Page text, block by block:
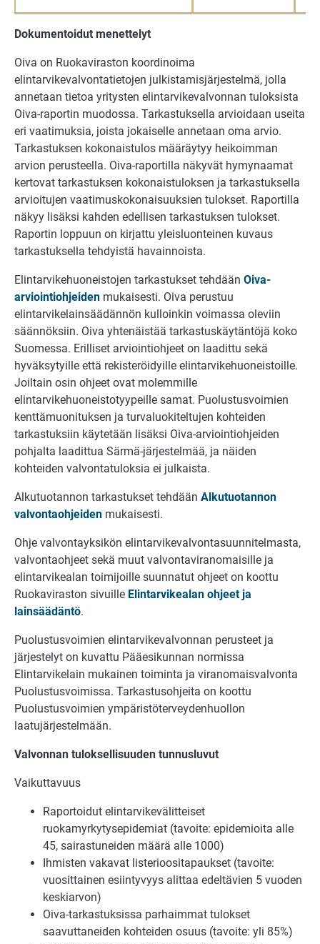
Dokumentoidut menettelyt
Oiva on Ruokaviraston koordinoima
elintarvikevalvontatietojen julkistamisjärjestelmä, jolla
annetaan tietoa yritysten elintarvikevalvonnan tuloksista
Oiva-raportin muodossa. Tarkastuksella arvioidaan useita
eri vaatimuksia, joista jokaiselle annetaan oma arvio.
Tarkastuksen kokonaistulos määräytyy heikoimman
arvion perusteella. Oiva-raportilla näkyvät hymynaamat
kertovat tarkastuksen kokonaistuloksen ja tarkastuksella
arvioitujen vaatimuskokonaisuuksien tulokset. Raportilla
näkyy lisäksi kahden edellisen tarkastuksen tulokset.
Raportin loppuun on kirjattu yleisluonteinen kuvaus
tarkastuksella tehdyistä havainnoista.
Elintarvikehuoneistojen tarkastukset tehdään Oiva-
arviointiohjeiden mukaisesti. Oiva perustuu
elintarvikelainsäädännön kulloinkin voimassa oleviin
säännöksiin. Oiva yhtenäistää tarkastuskäytäntöjä koko
Suomessa. Erilliset arviointiohjeet on laadittu sekä
hyväksytyille että rekisteröidyille elintarvikehuoneistoille.
Joiltain osin ohjeet ovat molemmille
elintarvikehuoneistotyypeille samat. Puolustusvoimien
kenttämuonituksen ja turvaluokiteltujen kohteiden
tarkastuksiin käytetään lisäksi Oiva-arviointiohjeiden
pohjalta laadittua Särmä-järjestelmää, ja näiden
kohteiden valvontatuloksia ei julkaista.
Alkutuotannon tarkastukset tehdään Alkutuotannon
valvontaohjeiden mukaisesti.
Ohje valvontayksikön elintarvikevalvontasuunnitelmasta,
valvontaohjeet sekä muut valvontaviranomaisille ja
elintarvikealan toimijoille suunnatut ohjeet on koottu
Ruokaviraston sivuille Elintarvikealan ohjeet ja
lainsäädäntö.
Puolustusvoimien elintarvikevalvonnan perusteet ja
järjestelyt on kuvattu Pääesikunnan normissa
Elintarvikelain mukainen toiminta ja viranomaisvalvonta
Puolustusvoimissa. Tarkastusohjeita on koottu
Puolustusvoimien ympäristöterveydenhuollon
laatujärjestelmään.
Valvonnan tuloksellisuuden tunnusluvut
Vaikuttavuus
Raportoidut elintarvikevälitteiset
ruokamyrkytysepidemiat (tavoite: epidemioita alle
45, sairastuneiden määrä alle 1000)
Ihmisten vakavat listerioositapaukset (tavoite:
vuosittainen esiintyvyys alittaa edeltävien 5 vuoden
keskiarvon)
Oiva-tarkastuksissa parhaimmat tulokset
saavuttaneiden kohteiden osuus (tavoite: yli 85%)